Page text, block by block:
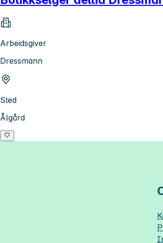
Arbeidsgiver
Dressmann
Sted
Ålgård